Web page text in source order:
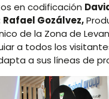
en codificación
Rafael Gozálvez,
de la Zona de
a todos los
a sus líneas de